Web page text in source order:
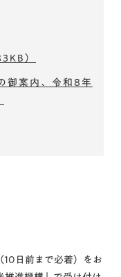
）
御案内、令和8年
10日前まで必着）をお